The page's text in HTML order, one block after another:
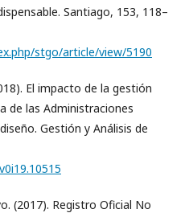
Santiago, 153, 118–
stgo/article/view/5190
El impacto de la gestión
de las Administraciones
Gestión y Análisis de
(2017). Registro Oficial No